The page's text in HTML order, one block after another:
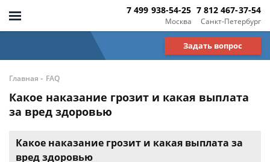
Москва
7 499 938-54-25
Санкт-Петербург
7 812 467-37-54
Задать вопрос
Главная - FAQ
Какое наказание грозит и какая выплата
за вред здоровью
Какое наказание грозит и какая выплата за
вред здоровью